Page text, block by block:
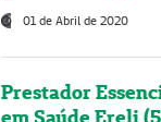
01 de Abril de 2020
Prestador